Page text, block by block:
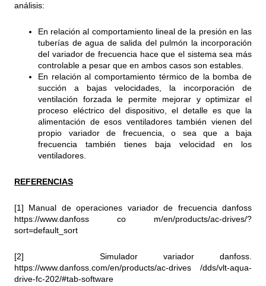
análisis:
En relación al comportamiento lineal de la presión en las
tuberías de agua de salida del pulmón la incorporación
del variador de frecuencia hace que el sistema sea más
controlable a pesar que en ambos casos son estables.
En relación al comportamiento térmico de la bomba de
succión a bajas velocidades, la incorporación de
ventilación forzada le permite mejorar y optimizar el
proceso eléctrico del dispositivo, el detalle es que la
alimentación de esos ventiladores también vienen del
propio variador de frecuencia, o sea que a baja
frecuencia también tienes baja velocidad en los
ventiladores.
REFERENCIAS
[1] Manual de operaciones variador de frecuencia danfoss
https://www.danfoss co m/en/products/ac-drives/?
sort=default_sort
[2] Simulador variador danfoss.
https://www.danfoss.com/en/products/ac-drives /dds/vlt-aqua-
drive-fc-202/#tab-software